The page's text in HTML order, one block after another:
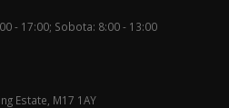
- 17:00; Sobota: 8:00 - 13:00
Estate, M17 1AY